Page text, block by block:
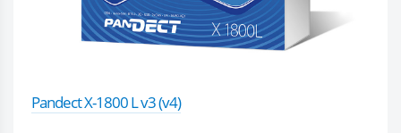
Pandect X-1800 L v3 (v4)